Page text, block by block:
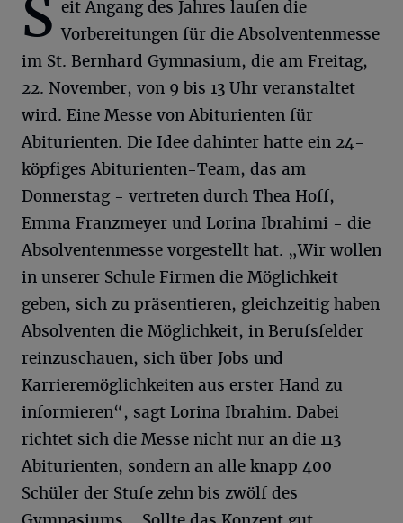
S eit Angang des Jahres laufen die
Vorbereitungen für die Absolventenmesse
im St. Bernhard Gymnasium, die am Freitag,
22. November, von 9 bis 13 Uhr veranstaltet
wird. Eine Messe von Abiturienten für
Abiturienten. Die Idee dahinter hatte ein 24-
köpfiges Abiturienten-Team, das am
Donnerstag - vertreten durch Thea Hoff,
Emma Franzmeyer und Lorina Ibrahimi - die
Absolventenmesse vorgestellt hat. „Wir wollen
in unserer Schule Firmen die Möglichkeit
geben, sich zu präsentieren, gleichzeitig haben
Absolventen die Möglichkeit, in Berufsfelder
reinzuschauen, sich über Jobs und
Karrieremöglichkeiten aus erster Hand zu
informieren“, sagt Lorina Ibrahim. Dabei
richtet sich die Messe nicht nur an die 113
Abiturienten, sondern an alle knapp 400
Schüler der Stufe zehn bis zwölf des